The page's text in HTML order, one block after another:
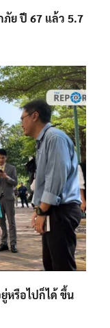
ภัย ปี 67 แล้ว 5.7
ยู่หรือไปก็ได้ ขึ้น